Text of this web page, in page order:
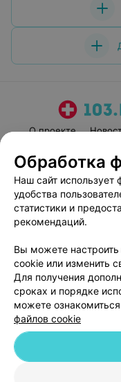
О проекте
© 2026 ООО «Артокс Лаб»,
г. Минск, улица
Обработка
Наш сайт использует
удобства
статистики и
рекомендаций.
Вы можете
cookie или изменить
Для получения
сроках и порядке
можете
файлов cookie